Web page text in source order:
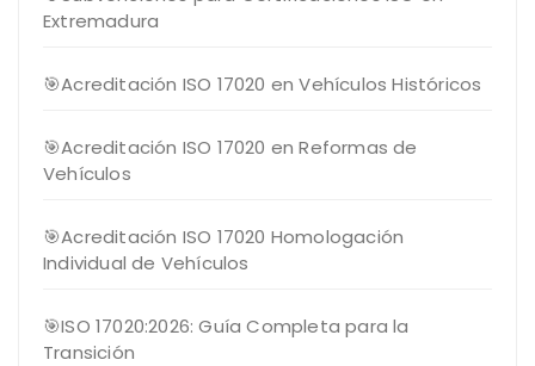
Extremadura
🎯Acreditación ISO 17020 en Vehículos Históricos
🎯Acreditación ISO 17020 en Reformas de
Vehículos
🎯Acreditación ISO 17020 Homologación
Individual de Vehículos
🎯ISO 17020:2026: Guía Completa para la
Transición